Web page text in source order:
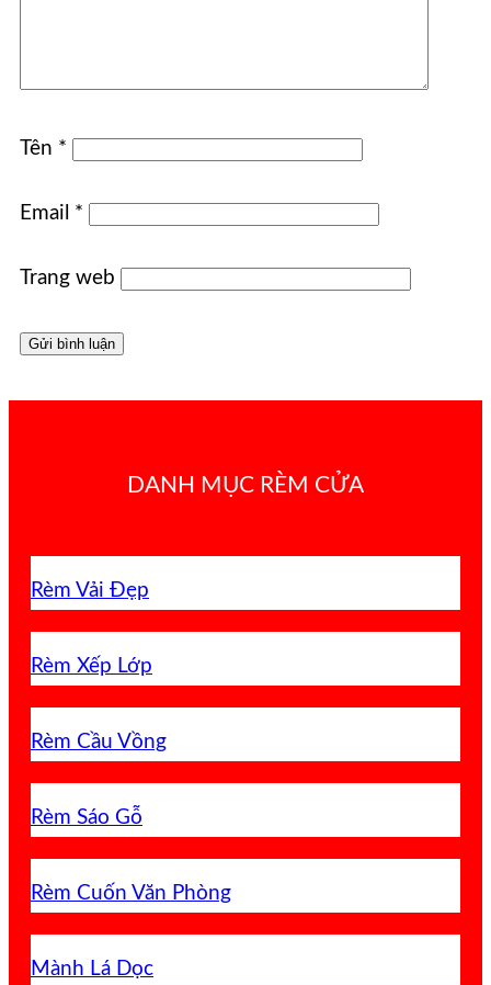
Tên *
Email *
Trang web
DANH MỤC RÈM CỬA
Rèm Vải Đẹp
Rèm Xếp Lớp
Rèm Cầu Vồng
Rèm Sáo Gỗ
Rèm Cuốn Văn Phòng
Mành Lá Dọc